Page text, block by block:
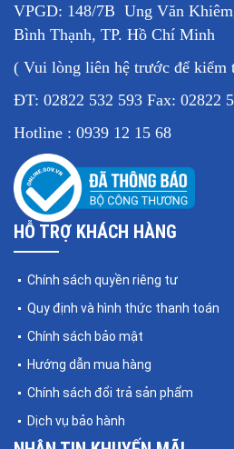
VPGD: 148/7B Ung Văn
Bình Thạnh, TP. Hồ Chí Minh
( Vui lòng liên hệ trước để kiểm
ĐT: 02822 532 593 Fax: 02822
Hotline : 0939 12 15 68
HỖ TRỢ KHÁCH HÀNG
Chính sách quyền riêng tư
Quy định và hình thức thanh toán
Chính sách bảo mật
Hướng dẫn mua hàng
Chính sách đổi trả sản phẩm
Dịch vụ bảo hành